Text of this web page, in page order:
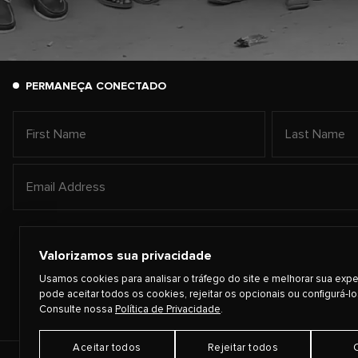
PERMANEÇA CONECTADO
Valorizamos sua privacidade
Usamos cookies para analisar o tráfego do site e melhorar sua
pode aceitar todos os cookies, rejeitar os opcionais ou configurá-
Consulte nossa Política de Privacidade.
Aceitar todos Rejeitar todos